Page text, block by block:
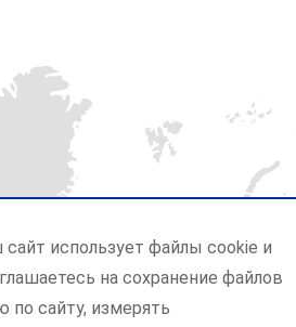
использует файлы cookie и
на сохранение файлов
сайту, измерять